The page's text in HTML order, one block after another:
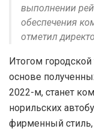
выполнении
обеспечения
отметил
Итогом
основе
2022-м, станет
норильских
фирменный